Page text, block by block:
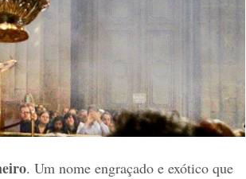
. Um nome engraçado e exótico que